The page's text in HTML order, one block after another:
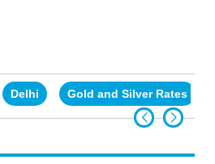
Delhi Gold and Silver Rates